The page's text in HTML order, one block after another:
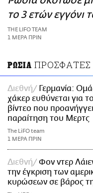
ΑΜΠΑ
PRINT
το 3 ετών εγγόνι
THE LIFO TEAM
1 ΜΕΡΑ ΠΡΙΝ
ΡΩΣΙΑ ΠΡΟΣΦΑΤΕΣ
Διεθνή
Γερμανία:
χάκερ ευθύνεται για
βίντεο που
παραίτηση του Μερτς
The LiFO team
1 ΜΕΡΑ ΠΡΙΝ
Διεθνή
Φον ντερ
την έγκριση των
κυρώσεων σε βάρος